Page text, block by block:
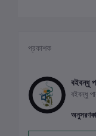
প্রকাশক
বইবন্ধু
বইবন্ধু